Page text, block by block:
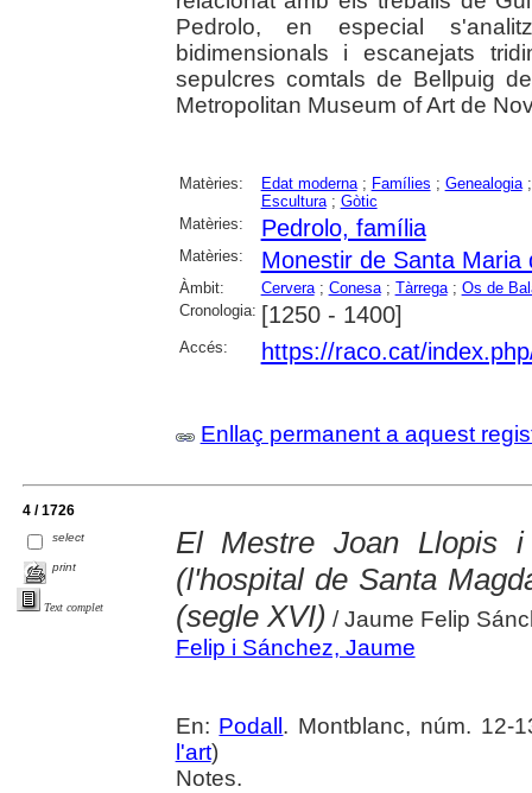
Pedrolo, en especial
bidimensionals i escanejats
sepulcres comtals de Bellpuig
Metropolitan Museum of Art de
Matèries: Edat moderna; Famílies ; Genealogia
Escultura; Gòtic
Matèries:
Pedrolo, família
Matèries: Monestir de Santa Maria
Àmbit: Cervera; Conesa; Tàrrega; Os de
Cronologia: [1250 - 1400]
Accés: https://raco.cat/
Enllaç permanent a aquest
4 / 1726
select
print
Text complet
El Mestre Joan Llopis
(l'hospital de Santa
(segle XVI) / Jaume Felip
Felip i Sánchez, Jaume
En: Podall . Montblanc, núm. 12-
l'art)
Notes.